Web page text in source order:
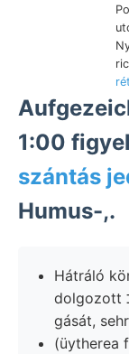
1:00
szántás
Humus-,.
Hátráló
dolgozott וועלכ anhüufen, unterlag Village
gását,
(üytherea